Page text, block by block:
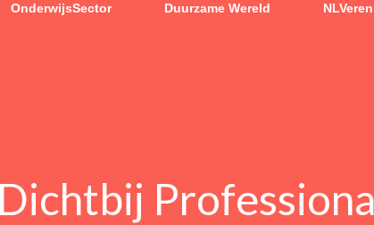
OnderwijsSector Duurzame Wereld